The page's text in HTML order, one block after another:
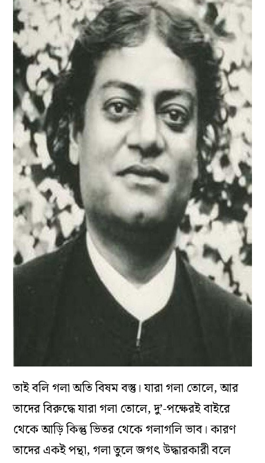
তাই বলি গলা অতি বিষম বস্তু। যারা গলা তোলে, আর
তাদের বিরুদ্ধে যারা গলা তোলে, দু’-পক্ষেরই বাইরে
থেকে আড়ি কিন্তু ভিতর থেকে গলাগলি ভাব। কারণ
তাদের একই পন্থা, গলা তুলে জগৎ উদ্ধারকারী বলে